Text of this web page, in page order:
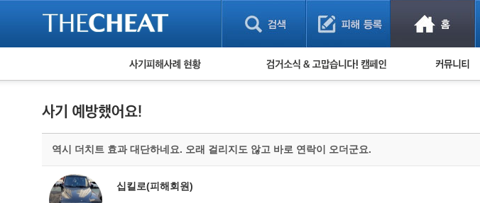
피해사례 현황
게임 · 비실물 피해사례
보이스피싱 피해사례
유해사이트 목록
비공개 피해사례
워킹홀리데이 피해사례
검거 소식 사기 예방했
역시 더치트 효과 대단하네요. 오래 걸리지도 않고 바로 연락이 오더군요.
십킬로(피해회원)